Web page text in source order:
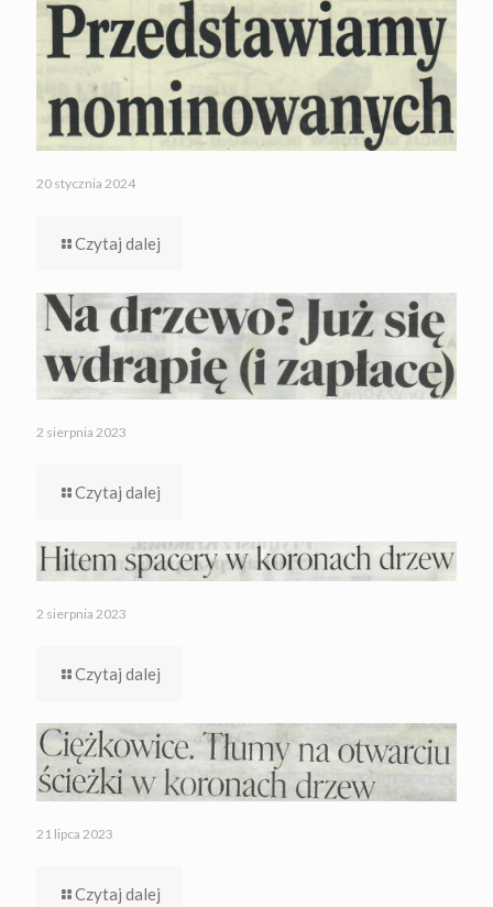
20 stycznia 2024
Czytaj dalej
2 sierpnia 2023
Czytaj dalej
2 sierpnia 2023
Czytaj dalej
21 lipca 2023
Czytaj dalej